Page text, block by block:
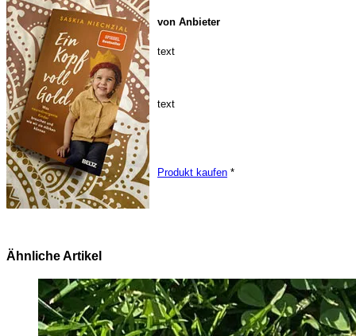
von Anbieter
text
text
Produkt kaufen *
Ähnliche Artikel